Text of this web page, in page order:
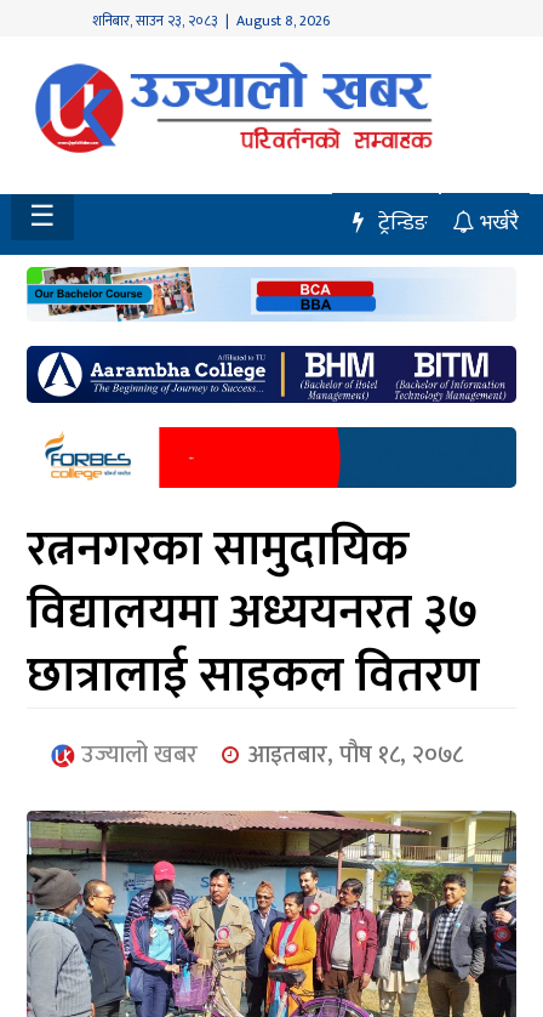
शनिबार,साउन २३, २०८३ | August 8, 2026
होमपेज
नवलपुर
विशेष
मध्य
नेपाल
चितवन
सेरोफेरो
समाचार
आर्थिक
मनोरञ्जन
खेलकुद
प्रबास
युनिकोड
☰ भर्खरै
ट्रेन्डिङ
रत्ननगरका सामुदायिक
विद्यालयमा अध्ययनरत ३७
छात्रालाई साइकल वितरण
उज्यालो खबर आइतबार, पौष १८, २०७८